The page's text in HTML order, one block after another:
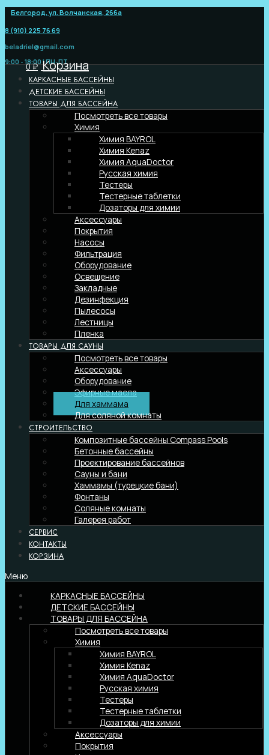
Перейти
содержимому
Белгород, ул. Волчанская, 266а
8 (910) 225 76 69
beladriel@gmail.com
9:00 - 18:00 | ПН-ПТ
0₽ Корзина
КАРКАСНЫЕ БАССЕЙНЫ
ДЕТСКИЕ БАССЕЙНЫ
ТОВАРЫ ДЛЯ БАССЕЙНА
Посмотреть все товары
Химия
Химия BAYROL
Химия Kenaz
Химия AquaDoctor
Русская химия
Тестеры
Тестерные таблетки
Дозаторы для химии
Аксессуары
Покрытия
Насосы
Фильтрация
Оборудование
Освещение
Закладные
Дезинфекция
Пылесосы
Лестницы
Пленка
ТОВАРЫ ДЛЯ САУНЫ
Посмотреть все товары
Аксессуары
Оборудование
Эфирные масла
Для хаммама
Для соляной комнаты
СТРОИТЕЛЬСТВО
Композитные бассейны Compass Pools
Бетонные бассейны
Проектирование бассейнов
Сауны и бани
Хаммамы (турецкие бани)
Фонтаны
Соляные комнаты
Галерея работ
СЕРВИС
КОНТАКТЫ
КОРЗИНА
Меню
КАРКАСНЫЕ БАССЕЙНЫ
ДЕТСКИЕ БАССЕЙНЫ
ТОВАРЫ ДЛЯ БАССЕЙНА
Посмотреть все товары
Химия
Химия BAYROL
Химия Kenaz
Химия AquaDoctor
Русская химия
Тестеры
Тестерные таблетки
Дозаторы для химии
Аксессуары
Покрытия